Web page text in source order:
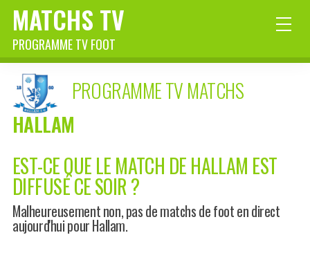
MATCHS TV
PROGRAMME TV FOOT
PROGRAMME TV MATCHS
HALLAM
EST-CE QUE LE MATCH DE HALLAM EST
DIFFUSÉ CE SOIR ?
Malheureusement non, pas de matchs de foot en direct
aujourd'hui pour Hallam.